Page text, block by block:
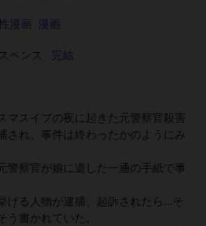
漫画 漫画
ペンス 完結
マスイブの夜に起きた元警察官殺害
され、事件は終わったかのようにみ
警察官が娘に遺した一通の手紙で事
げる人物が逮捕、起訴されたら…そ
う書かれていた。